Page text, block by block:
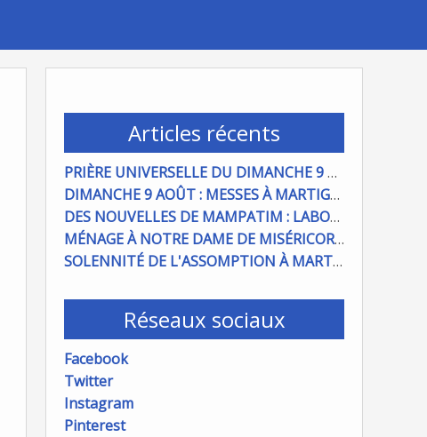
Articles récents
PRIÈRE UNIVERSELLE DU DIMANCHE 9 AOÜT
DIMANCHE 9 AOÛT : MESSES À MARTIGUES ET PORT DE BOUC
DES NOUVELLES DE MAMPATIM : LABOUR DU CHAMP PAROISSIAL
MÉNAGE À NOTRE DAME DE MISÉRICORDE : ON COMPTE SUR VOUS !
SOLENNITÉ DE L'ASSOMPTION À MARTIGUES ET PORT DE BOUC
Réseaux sociaux
Facebook
Twitter
Instagram
Pinterest